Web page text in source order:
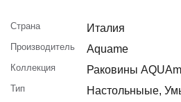
Страна Италия
Производитель Aquame
Коллекция Раковины
Тип
Настольныые,